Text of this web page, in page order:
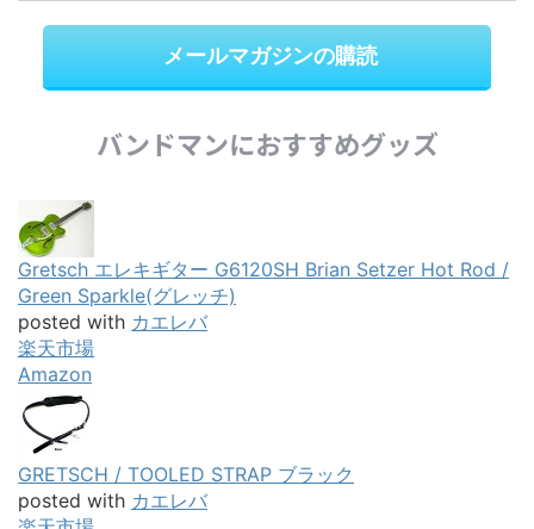
メールマガジンの購読
バンドマンにおすすめグッズ
Gretsch エレキギター G6120SH Brian Setzer Hot Rod /
Green Sparkle(グレッチ)
posted with カエレバ
楽天市場
Amazon
GRETSCH / TOOLED STRAP ブラック
posted with カエレバ